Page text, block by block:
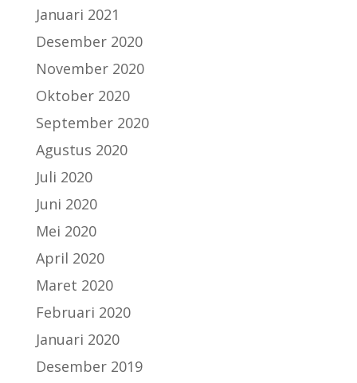
Januari 2021
Desember 2020
November 2020
Oktober 2020
September 2020
Agustus 2020
Juli 2020
Juni 2020
Mei 2020
April 2020
Maret 2020
Februari 2020
Januari 2020
Desember 2019